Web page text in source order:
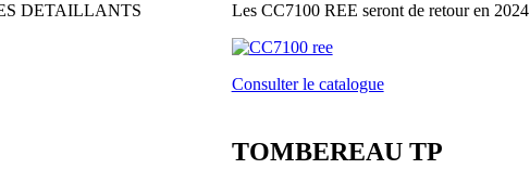
DETAILLANTS
Les CC7100 REE seront de retour en 2024
Consulter le catalogue
TOMBEREAU TP